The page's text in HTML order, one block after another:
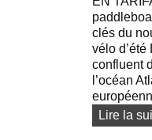
clés du
vélo
confluent
l’océan
Lire la